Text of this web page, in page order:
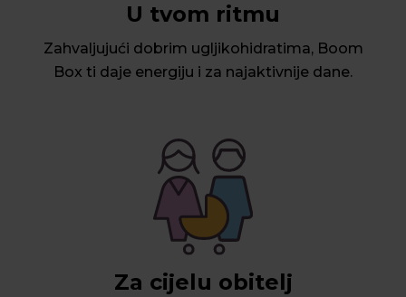
U tvom ritmu
Zahvaljujući dobrim ugljikohidratima, Boom
Box ti daje energiju i za najaktivnije dane.
Za cijelu obitelj